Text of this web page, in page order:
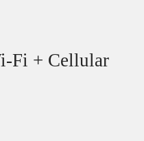
Fi + Cellular